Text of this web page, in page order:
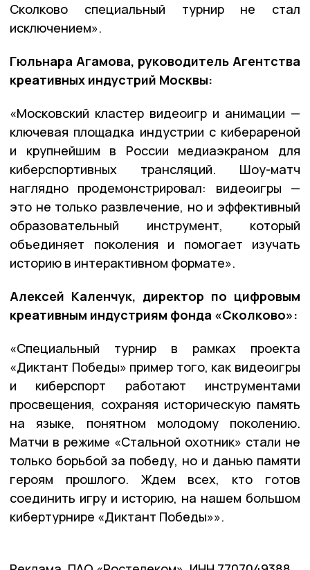
Сколково специальный турнир не стал
исключением».
Гюльнара Агамова, руководитель Агентства
креативных индустрий Москвы:
«Московский кластер видеоигр и анимации —
ключевая площадка индустрии с киберареной
и крупнейшим в России медиаэкраном для
киберспортивных трансляций. Шоу-матч
наглядно продемонстрировал: видеоигры —
это не только развлечение, но и эффективный
образовательный инструмент, который
объединяет поколения и помогает изучать
историю в интерактивном формате».
Алексей Каленчук, директор по цифровым
креативным индустриям фонда «Сколково»:
«Специальный турнир в рамках проекта
«Диктант Победы» пример того, как видеоигры
и киберспорт работают инструментами
просвещения, сохраняя историческую память
на языке, понятном молодому поколению.
Матчи в режиме «Стальной охотник» стали не
только борьбой за победу, но и данью памяти
героям прошлого. Ждем всех, кто готов
соединить игру и историю, на нашем большом
кибертурнире «Диктант Победы»».